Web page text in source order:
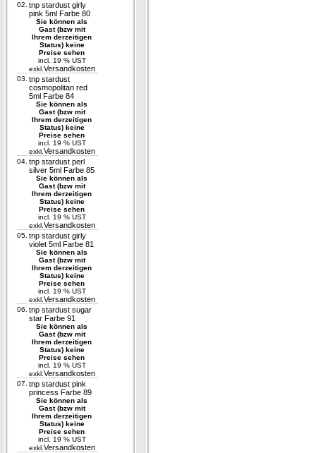
02. tnp stardust girly
pink 5ml Farbe 80
Sie können als
Gast (bzw mit
Ihrem derzeitigen
Status) keine
Preise sehen
incl. 19 % UST
exkl. Versandkosten
03. tnp stardust
cosmopolitan red
5ml Farbe 84
Sie können als
Gast (bzw mit
Ihrem derzeitigen
Status) keine
Preise sehen
incl. 19 % UST
exkl. Versandkosten
04. tnp stardust perl
silver 5ml Farbe 85
Sie können als
Gast (bzw mit
Ihrem derzeitigen
Status) keine
Preise sehen
incl. 19 % UST
exkl. Versandkosten
05. tnp stardust girly
violet 5ml Farbe 81
Sie können als
Gast (bzw mit
Ihrem derzeitigen
Status) keine
Preise sehen
incl. 19 % UST
exkl. Versandkosten
06. tnp stardust sugar
star Farbe 91
Sie können als
Gast (bzw mit
Ihrem derzeitigen
Status) keine
Preise sehen
incl. 19 % UST
exkl. Versandkosten
07. tnp stardust pink
princess Farbe 89
Sie können als
Gast (bzw mit
Ihrem derzeitigen
Status) keine
Preise sehen
incl. 19 % UST
exkl. Versandkosten